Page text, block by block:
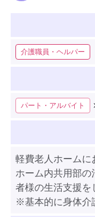
介護職員・ヘルパー
パート・アルバイト
軽費老人ホーム
ホーム内共用部
者様の生活支援を
※基本的に身体介